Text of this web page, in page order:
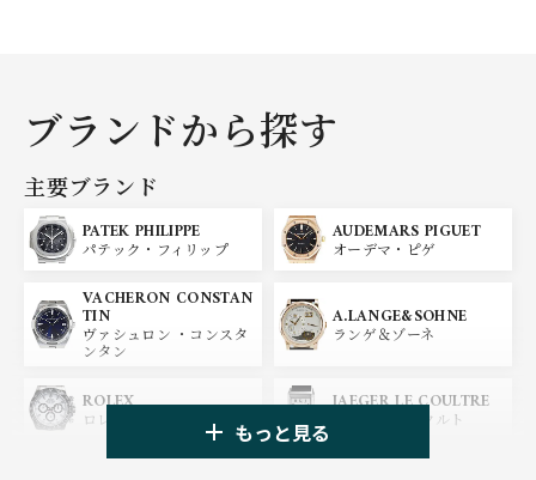
ブランドから探す
主要ブランド
PATEK PHILIPPE
パテック・フィリップ
AUDEMARS PIGUET
オーデマ・ピゲ
VACHERON CONSTAN
TIN
ヴァシュロン ・コンスタ
ンタン
A.LANGE&SOHNE
ランゲ＆ゾーネ
ROLEX
ロレックス
JAEGER LE COULTRE
ジャガー・ルクルト
もっと見る